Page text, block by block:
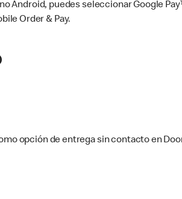
Android, puedes seleccionar Google
Order & Pay.
opción de entrega sin contacto en